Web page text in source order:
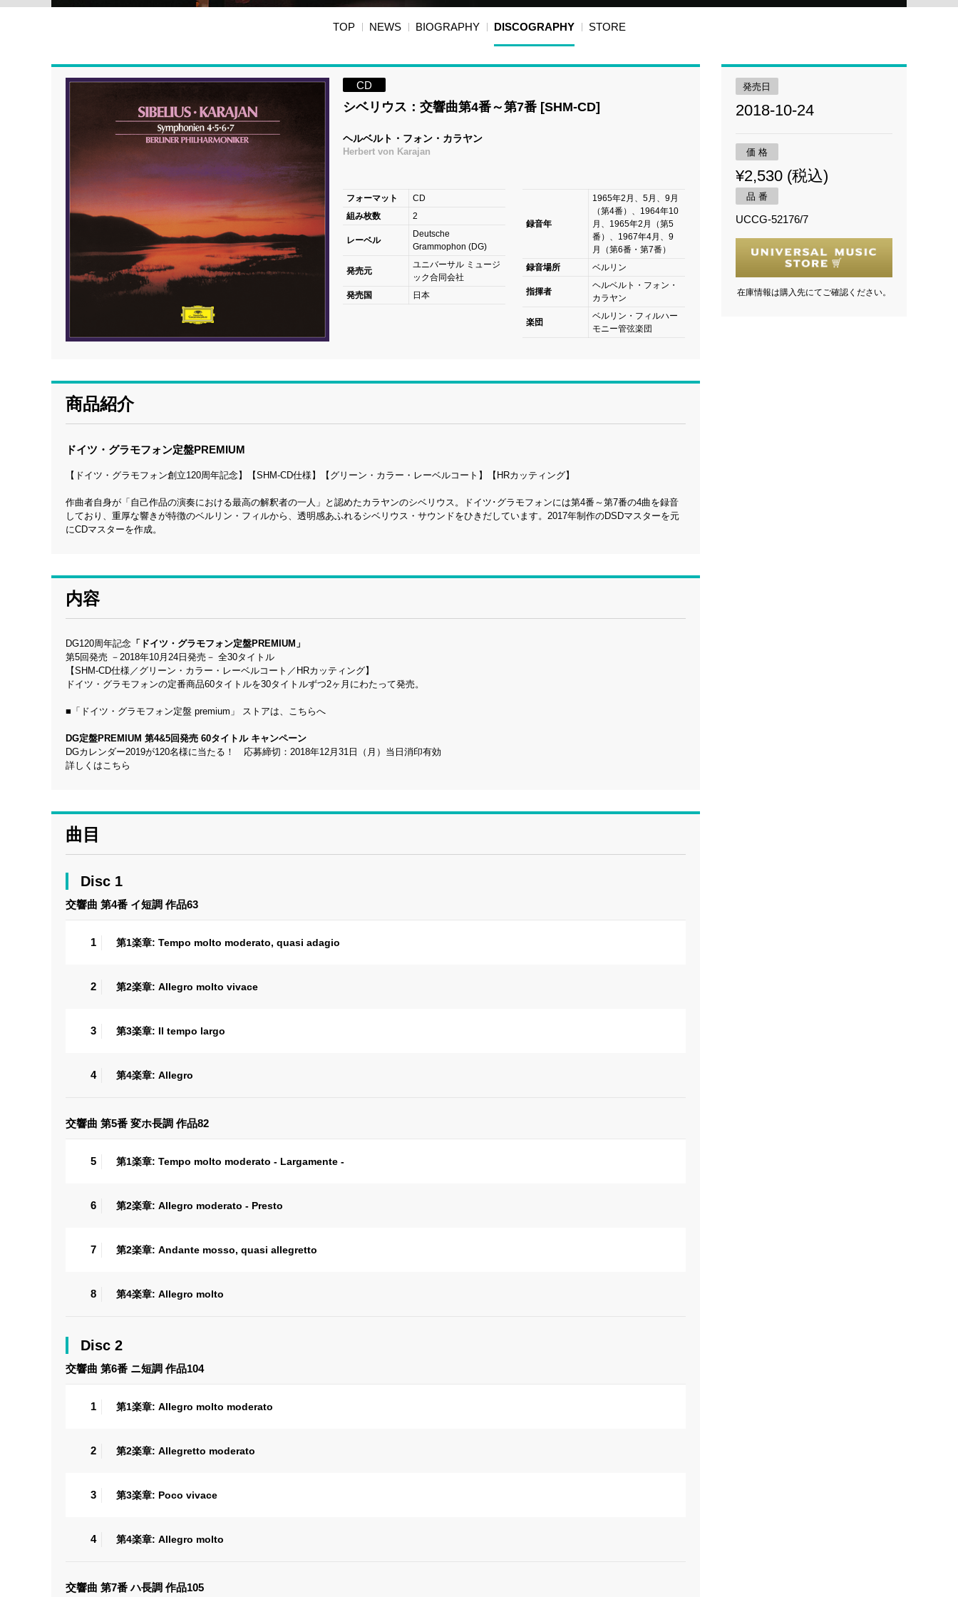
TOP NEWS BIOGRAPHY DISCOGRAPHY STORE
CD
シベリウス：交響曲第4番～第7番 [SHM-CD]
ヘルベルト・フォン・カラヤン
Herbert von Karajan
フォーマット
CD
組み枚数
2
レーベル
Deutsche
Grammophon (DG)
発売元
ユニバーサル ミュージ
ック合同会社
発売国
日本
録音年
1965年2月、5月、9月
（第4番）、1964年10
月、1965年2月（第5
番）、1967年4月、9
月（第6番・第7番）
録音場所
ベルリン
指揮者
ヘルベルト・フォン・
カラヤン
楽団
ベルリン・フィルハー
モニー管弦楽団
商品紹介
ドイツ・グラモフォン定盤PREMIUM
【ドイツ・グラモフォン創立120周年記念】【SHM-CD仕様】【グリーン・カラー・レーベルコート】【HRカッティング】
作曲者自身が「自己作品の演奏における最高の解釈者の一人」と認めたカラヤンのシベリウス。ドイツ･グラモフォンには第4番～第7番の4曲を録音
しており、重厚な響きが特徴のベルリン・フィルから、透明感あふれるシベリウス・サウンドをひきだしています。2017年制作のDSDマスターを元
にCDマスターを作成。
内容
DG120周年記念 「ドイツ・グラモフォン定盤PREMIUM」
第5回発売 －2018年10月24日発売－ 全30タイトル
【SHM-CD仕様／グリーン・カラー・レーベルコート／HRカッティング】
ドイツ・グラモフォンの定番商品60タイトルを30タイトルずつ2ヶ月にわたって発売。
■ 「ドイツ・グラモフォン定盤 premium」 ストアは、こちらへ
DG定盤PREMIUM 第4&5回発売 60タイトル キャンペーン
DGカレンダー2019が120名様に当たる！ 応募締切：2018年12月31日（月）当日消印有効
詳しくはこちら
曲目
Disc 1
交響曲 第4番 イ短調 作品63
1 第1楽章: Tempo molto moderato, quasi adagio
2 第2楽章: Allegro molto vivace
3 第3楽章: Il tempo largo
4 第4楽章: Allegro
交響曲 第5番 変ホ長調 作品82
5 第1楽章: Tempo molto moderato - Largamente -
6 第2楽章: Allegro moderato - Presto
7 第2楽章: Andante mosso, quasi allegretto
8 第4楽章: Allegro molto
Disc 2
交響曲 第6番 ニ短調 作品104
1 第1楽章: Allegro molto moderato
2 第2楽章: Allegretto moderato
3 第3楽章: Poco vivace
4 第4楽章: Allegro molto
交響曲 第7番 ハ長調 作品105
発売日
2018-10-24
価 格
¥2,530 (税込)
品 番
UCCG-52176/7
在庫情報は購入先にてご確認ください。